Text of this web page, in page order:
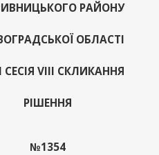
РАЙОНУ
ОБЛАСТІ
СЕСІЯ VІІІ СКЛИКАННЯ
РІШЕННЯ
№1354